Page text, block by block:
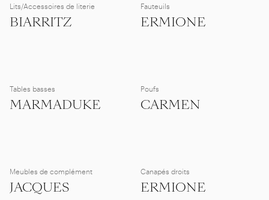
Lits/Accessoires de literie
BIARRITZ
Fauteuils
ERMIONE
Tables basses
MARMADUKE
Poufs
CARMEN
Meubles de complément
JACQUES
Canapés droits
ERMIONE